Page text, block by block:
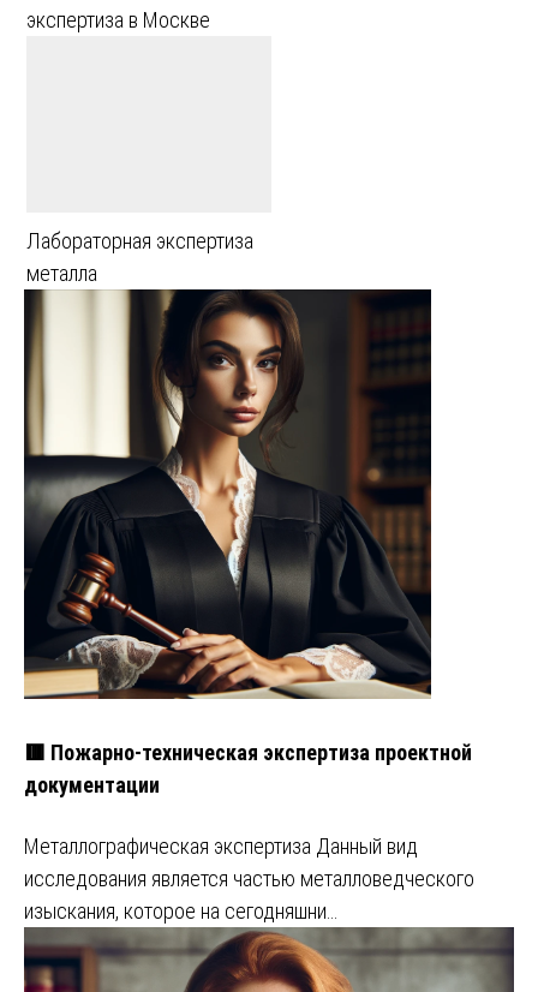
экспертиза в Москве
Лабораторная экспертиза
металла
🟥 Пожарно-техническая экспертиза проектной
документации
Металлографическая экспертиза Данный вид
исследования является частью металловедческого
изыскания, которое на сегодняшни…